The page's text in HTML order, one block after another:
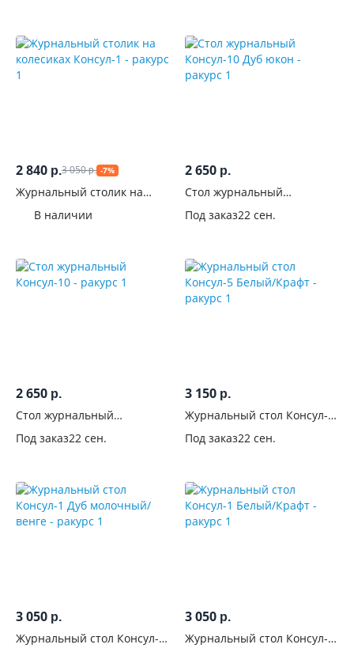
2 840 р.3 050р. -7%
Журнальный столик на
В наличии
2 650 р.
Стол журнальный
Под заказ22 сен.
2 650 р.
Стол журнальный
Под заказ22 сен.
3 150 р.
Журнальный стол Консул-5
Под заказ22 сен.
3 050 р.
Журнальный стол Консул-1
3 050 р.
Журнальный стол Консул-1